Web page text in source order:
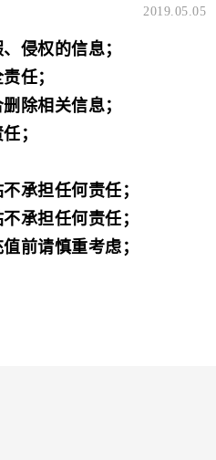
2019.05.05
侵权的信息；
任；
除相关信息；
；
承担任何责任；
承担任何责任；
前请慎重考虑；